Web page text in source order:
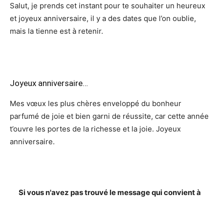
Salut, je prends cet instant pour te souhaiter un heureux
et joyeux anniversaire, il y a des dates que l’on oublie,
mais la tienne est à retenir.
Joyeux anniversaire…
Mes vœux les plus chères enveloppé du bonheur
parfumé de joie et bien garni de réussite, car cette année
t’ouvre les portes de la richesse et la joie. Joyeux
anniversaire.
Si vous n'avez pas trouvé le message qui convient à